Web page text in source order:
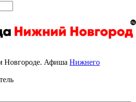
Новгороде. Афиша Нижнего